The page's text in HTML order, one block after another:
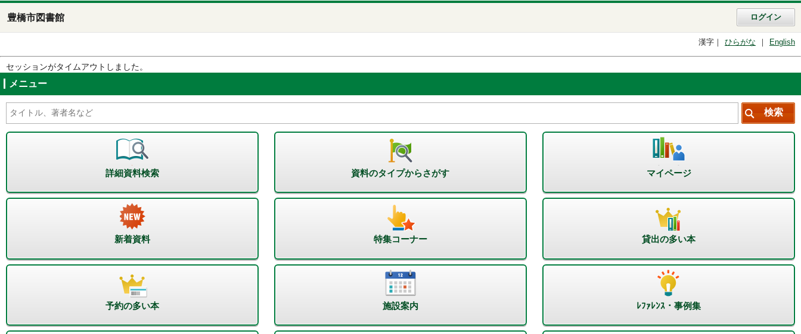
豊橋市図書館 ログイン
漢字 ひらがな English
セッションがタイムアウトしました。
メニュー
詳細資料検索 資料のタイプからさがす マイページ
新着資料 特集コーナー 貸出の多い本
予約の多い本 施設案内 ﾚﾌｧﾚﾝｽ・事例集